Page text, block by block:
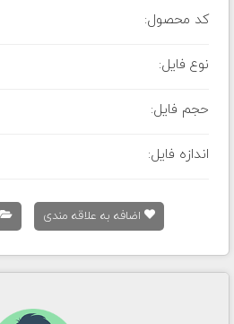
کد محصول:
نوع فایل:
حجم فایل:
اندازه فایل:
اضافه به علاقه مندی